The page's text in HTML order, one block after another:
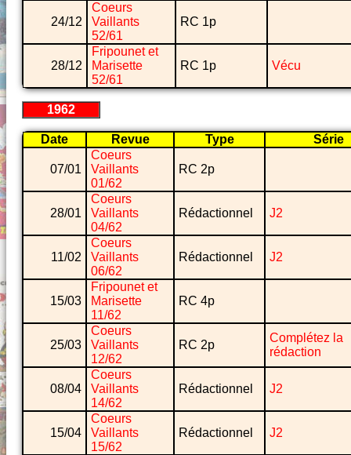
24/12
Coeurs
Vaillants
52/61
RC 1p
28/12
Fripounet et
Marisette
52/61
RC 1p Vécu
1962
Date Revue Type Série
07/01
Coeurs
Vaillants
01/62
RC 2p
28/01
Coeurs
Vaillants
04/62
Rédactionnel J2
11/02
Coeurs
Vaillants
06/62
Rédactionnel J2
15/03
Fripounet et
Marisette
11/62
RC 4p
25/03
Coeurs
Vaillants
12/62
RC 2p
Complétez la
rédaction
08/04
Coeurs
Vaillants
14/62
Rédactionnel J2
15/04
Coeurs
Vaillants
15/62
Rédactionnel J2